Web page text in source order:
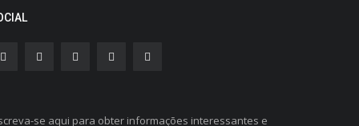
se aqui para obter informações interessantes e